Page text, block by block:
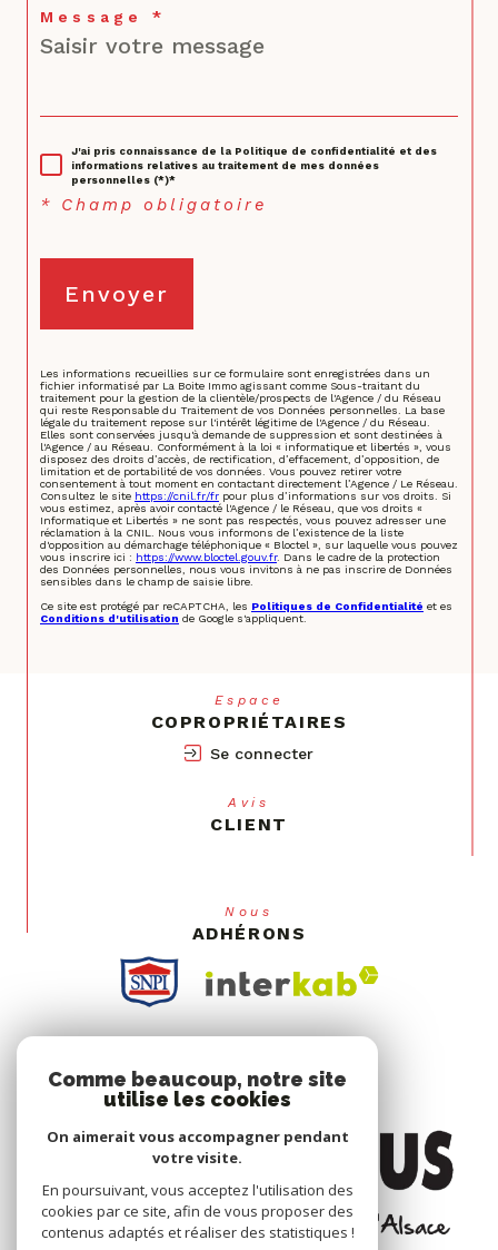
Message *
J'ai pris connaissance de la Politique de confidentialité et des
informations relatives au traitement de mes données
personnelles (*)*
* Champ obligatoire
Envoyer
Les informations recueillies sur ce formulaire sont enregistrées dans un
fichier informatisé par La Boite Immo agissant comme Sous-traitant du
traitement pour la gestion de la clientèle/prospects de l'Agence / du Réseau
qui reste Responsable du Traitement de vos Données personnelles. La base
légale du traitement repose sur l'intérêt légitime de l'Agence / du Réseau.
Elles sont conservées jusqu'à demande de suppression et sont destinées à
l'Agence / au Réseau. Conformément à la loi « informatique et libertés », vous
disposez des droits d’accès, de rectification, d’effacement, d’opposition, de
limitation et de portabilité de vos données. Vous pouvez retirer votre
consentement à tout moment en contactant directement l’Agence / Le Réseau.
Consultez le site https://cnil.fr/fr pour plus d’informations sur vos droits. Si
vous estimez, après avoir contacté l'Agence / le Réseau, que vos droits «
Informatique et Libertés » ne sont pas respectés, vous pouvez adresser une
réclamation à la CNIL. Nous vous informons de l’existence de la liste
d'opposition au démarchage téléphonique « Bloctel », sur laquelle vous pouvez
vous inscrire ici : https://www.bloctel.gouv.fr. Dans le cadre de la protection
des Données personnelles, nous vous invitons à ne pas inscrire de Données
sensibles dans le champ de saisie libre.
Ce site est protégé par reCAPTCHA, les Politiques de Confidentialité et es
Conditions d'utilisation de Google s'appliquent.
Espace
COPROPRIÉTAIRES
Se connecter
Avis
CLIENT
Nous
ADHÉRONS
Comme beaucoup, notre site
utilise les cookies
On aimerait vous accompagner pendant
votre visite.
En poursuivant, vous acceptez l'utilisation des
cookies par ce site, afin de vous proposer des
contenus adaptés et réaliser des statistiques !